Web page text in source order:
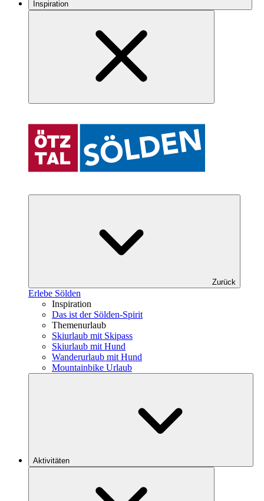
Inspiration
Zurück
Erlebe Sölden
Inspiration
Das ist der Sölden-Spirit
Themenurlaub
Skiurlaub mit Skipass
Skiurlaub mit Hund
Wanderurlaub mit Hund
Mountainbike Urlaub
Aktivitäten